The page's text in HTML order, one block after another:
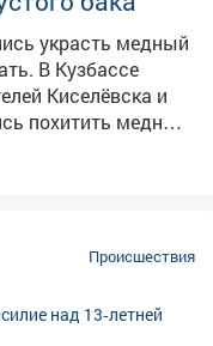
прокуратуре
ущерб
тысяч рублей.
рассмотрения.
украсть медный
Киселёвска и
похитить медный
предприятия.
о
пытались
версии
кабель с
не смогли уехать.
машина –
Происшествия